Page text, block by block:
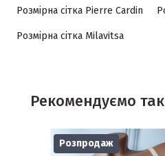
Розмірна сітка Pierre Cardin
Розмірна сітка Milavitsa
Рекомендуємо
Розпродаж